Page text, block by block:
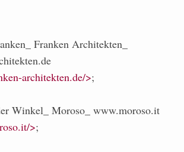
Franken Architekten_
architekten.de/>;
Winkel_ Moroso_ www.moroso.it
>;